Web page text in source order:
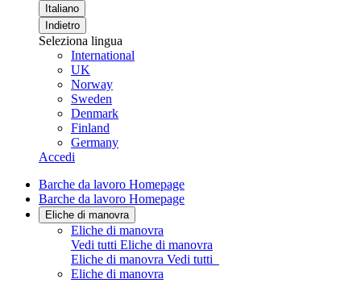
Italiano
Indietro
Seleziona lingua
International
UK
Norway
Sweden
Denmark
Finland
Germany
Accedi
Barche da lavoro Homepage
Barche da lavoro Homepage
Eliche di manovra
Eliche di manovra
Vedi tutti Eliche di manovra
Eliche di manovra Vedi tutti
Eliche di manovra